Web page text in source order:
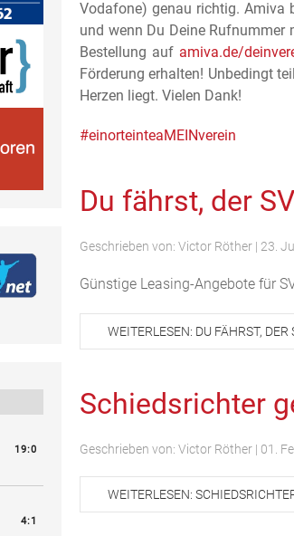
19:0
4:1
Vodafone) genau richtig. Amiva
und wenn Du Deine
Bestellung auf amiva.de/
Förderung erhalten! Unbedingt
Herzen liegt. Vielen Dank!
#einorteinteaMEINverein
Du fährst, der
Geschrieben von: Victor Röther | 23.
Günstige Leasing-Angebote für
WEITERLESEN: DU FÄHRST, DER
Schiedsrichter
Geschrieben von: Victor Röther | 01.
WEITERLESEN: